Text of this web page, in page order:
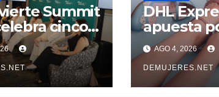
Summit
cinco
a
a
su
DHL
apuesta
de las
destaca a
AGO 4, 2026
DEMUJERES.NET